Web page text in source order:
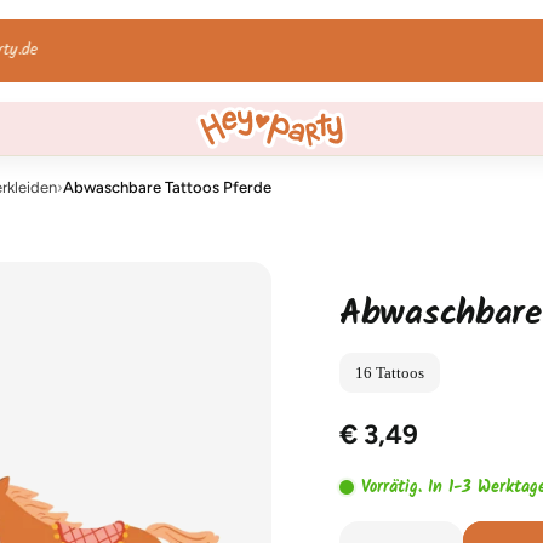
›Abwaschbare Tattoos Pferde
16 Tattoos
€ 3,49
Vorrätig. In 1-3